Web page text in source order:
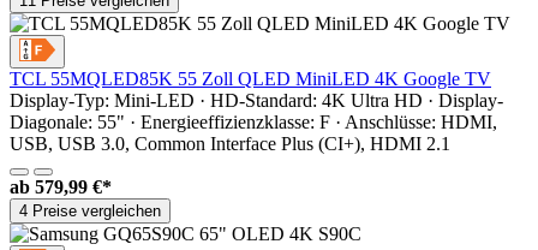
TCL 55MQLED85K 55 Zoll QLED MiniLED 4K Google TV
Display-Typ: Mini-LED · HD-Standard: 4K Ultra HD · Display-
Diagonale: 55" · Energieeffizienzklasse: F · Anschlüsse: HDMI,
USB, USB 3.0, Common Interface Plus (CI+), HDMI 2.1
ab 579,99 €*
4 Preise vergleichen